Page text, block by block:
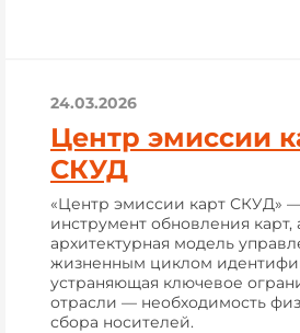
24.03.2026
Центр эмиссии
СКУД
«Центр эмиссии карт СКУД»
инструмент обновления карт,
архитектурная модель
жизненным циклом
устраняющая ключевое
отрасли — необходимость
сбора носителей.